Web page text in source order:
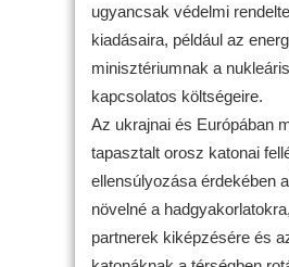
ugyancsak védelmi
kiadásaira, például az
minisztériumnak a
kapcsolatos költségeire.
Az ukrajnai és Európában
tapasztalt orosz katonai
ellensúlyozása érdekében
növelné a
partnerek kiképzésére és